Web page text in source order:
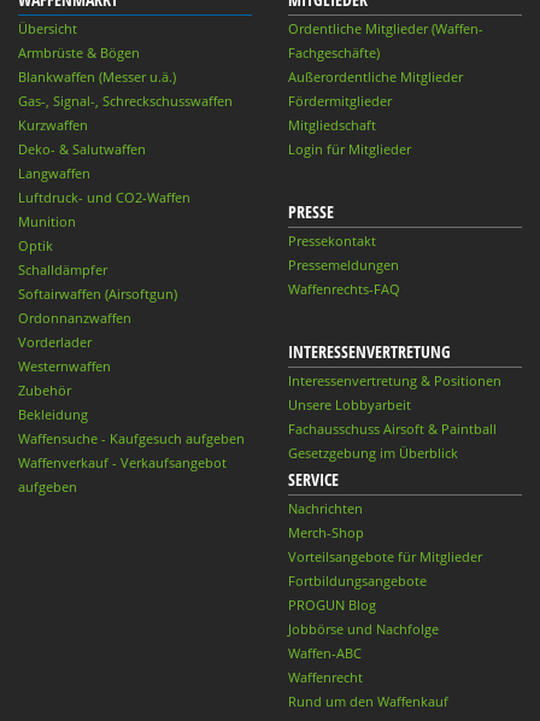
Übersicht
Armbrüste & Bögen
Blankwaffen (Messer u.ä.)
Gas-, Signal-, Schreckschusswaffen
Kurzwaffen
Deko- & Salutwaffen
Langwaffen
Luftdruck- und CO2-Waffen
Munition
Optik
Schalldämpfer
Softairwaffen (Airsoftgun)
Ordonnanzwaffen
Vorderlader
Westernwaffen
Zubehör
Bekleidung
Waffensuche - Kaufgesuch aufgeben
Waffenverkauf - Verkaufsangebot
aufgeben
Ordentliche Mitglieder (Waffen-
Fachgeschäfte)
Außerordentliche Mitglieder
Fördermitglieder
Mitgliedschaft
Login für Mitglieder
PRESSE
Pressekontakt
Pressemeldungen
Waffenrechts-FAQ
INTERESSENVERTRETUNG
Interessenvertretung & Positionen
Unsere Lobbyarbeit
Fachausschuss Airsoft & Paintball
Gesetzgebung im Überblick
SERVICE
Nachrichten
Merch-Shop
Vorteilsangebote für Mitglieder
Fortbildungsangebote
PROGUN Blog
Jobbörse und Nachfolge
Waffen-ABC
Waffenrecht
Rund um den Waffenkauf